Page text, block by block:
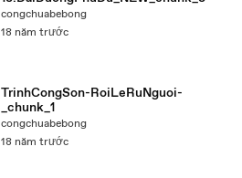
congchuabebong
18 năm trước
TrinhCongSon-RoiLeRuNguoi-
_chunk_1
congchuabebong
18 năm trước